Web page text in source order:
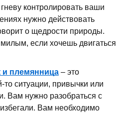
контролировать ваши
нужно действовать
о щедрости природы.
если хочешь двигаться
и племянница – это
то ситуации, привычки или
Вам нужно разобраться с
Вам необходимо